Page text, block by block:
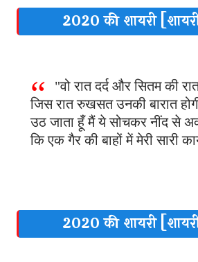
2020 की शायरी
"वो रात दर्द और सितम की
जिस रात रुखसत उनकी बारात
उठ जाता हूँ मैं ये सोचकर नींद से
कि एक गैर की बाहों में मेरी सारी
2020 की शायरी